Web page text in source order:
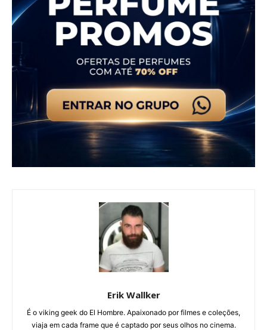
Erik Wallker
É o viking geek do El Hombre. Apaixonado por filmes e coleções,
viaja em cada frame que é captado por seus olhos no cinema.